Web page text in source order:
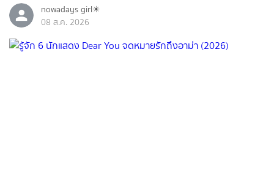
nowadays girl☀︎︎
08 ส.ค. 2026